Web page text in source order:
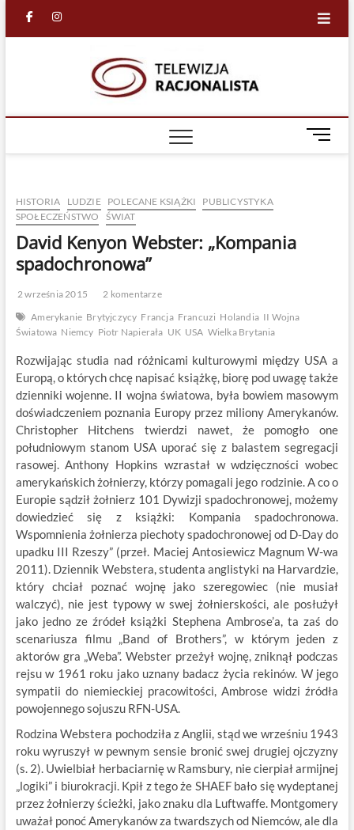
facebook
in
M
e
HISTORIA LUDZIE POLECANE KSIĄŻKI
PUBLICYSTYKA
SPOŁECZEŃSTWO
ŚWIAT
David Kenyon Webster: „Kompania
spadochronowa”
2 września 2015
2 komentarze
Amerykanie Brytyjczycy Francja Francuzi Holandia II Wojna
Światowa Niemcy Piotr Napierała UK USA Wielka Brytania
Rozwijając studia nad różnicami kulturowymi między USA a
Europą, o których chcę napisać książkę, biorę pod uwagę także
dzienniki wojenne. II wojna światowa, była bowiem masowym
doświadczeniem poznania Europy przez miliony Amerykanów.
Christopher Hitchens twierdzi nawet, że pomogło one
południowym stanom USA uporać się z balastem segregacji
rasowej. Anthony Hopkins wzrastał w wdzięczności wobec
amerykańskich żołnierzy, którzy pomagali jego rodzinie. A co o
Europie sądził żołnierz 101 Dywizji spadochronowej, możemy
dowiedzieć się z książki: Kompania spadochronowa.
Wspomnienia żołnierza piechoty spadochronowej od D-Day do
upadku III Rzeszy” (przeł. Maciej Antosiewicz Magnum W-wa
2011). Dziennik Webstera, studenta anglistyki na Harvardzie,
który chciał poznać wojnę jako szeregowiec (nie musiał
walczyć), nie jest typowy w swej żołnierskości, ale posłużył
jako jedno ze źródeł książki Stephena Ambrose’a, ta zaś do
scenariusza filmu „Band of Brothers”, w którym jeden z
aktorów gra „Weba”. Webster przeżył wojnę, zniknął podczas
rejsu w 1961 roku jako uznany badacz życia rekinów. W jego
sympatii do niemieckiej pracowitości, Ambrose widzi źródła
powojennego sojuszu RFN-USA.
Rodzina Webstera pochodziła z Anglii, stąd we wrześniu 1943
roku wyruszył w pewnym sensie bronić swej drugiej ojczyzny
(s. 2). Uwielbiał herbaciarnię w Ramsbury, nie cierpiał armijnej
„logiki” i biurokracji. Kpił z tego że SHAEF bało się wydeptanej
przez żołnierzy ścieżki, jako znaku dla Luftwaffe. Montgomery
uważał ponoć Amerykanów za twardszych od Niemców, ale dla